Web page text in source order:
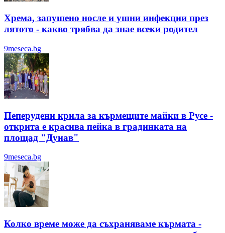
Хрема, запушено носле и ушни инфекции през
лятотo - какво трябва да знае всеки родител
9meseca.bg
Пеперудени крила за кърмещите майки в Русе -
открита е красива пейка в градинката на
площад "Дунав"
9meseca.bg
Колко време може да съхраняваме кърмата -